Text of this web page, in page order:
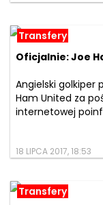
Transfery
Oficjalnie: Joe
Angielski golkiper
Ham United za
internetowej
18 LIPCA 2017, 18:53
Transfery